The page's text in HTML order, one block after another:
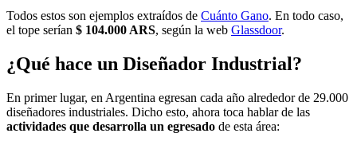
Todos estos son ejemplos extraídos de Cuánto Gano. En todo caso,
el tope serían $ 104.000 ARS, según la web Glassdoor.
¿Qué hace un Diseñador Industrial?
En primer lugar, en Argentina egresan cada año alrededor de 29.000
diseñadores industriales. Dicho esto, ahora toca hablar de las
actividades que desarrolla un egresado de esta área: